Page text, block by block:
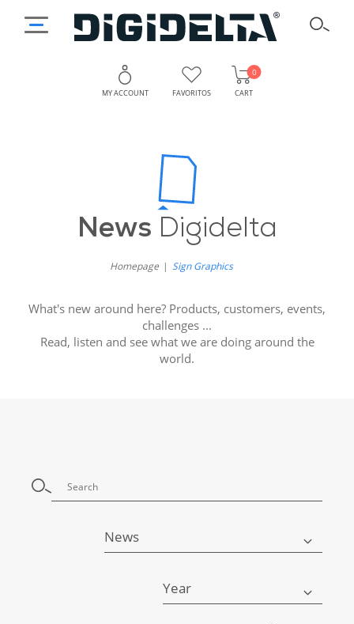
MY ACCOUNT FAVORITOS CART
0
News Digidelta
Homepage Sign Graphics
What's new around here? Products, customers, events,
challenges ...
Read, listen and see what we are doing around the
world.
News
Year